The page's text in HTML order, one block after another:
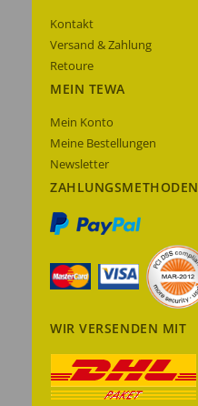
Kontakt
Versand & Zahlung
Retoure
MEIN TEWA
Mein Konto
Meine Bestellungen
Newsletter
ZAHLUNGSMETHODEN
WIR VERSENDEN MIT